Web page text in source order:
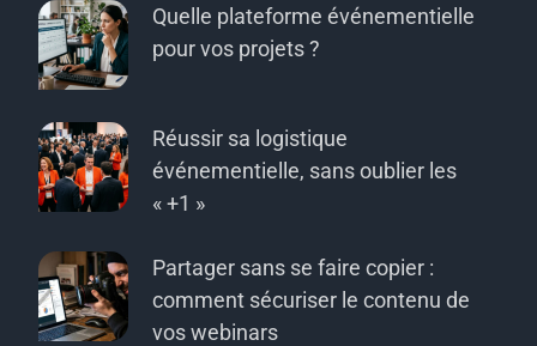
Quelle plateforme événementielle
pour vos projets ?
Réussir sa logistique
événementielle, sans oublier les
« +1 »
Partager sans se faire copier :
comment sécuriser le contenu de
vos webinars